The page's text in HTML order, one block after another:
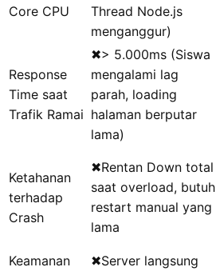
Core CPU
Thread Node.js
menganggur)
Response
Time saat
Trafik Ramai
✖> 5.000ms (Siswa
mengalami lag
parah, loading
halaman berputar
lama)
Ketahanan
terhadap
Crash
✖Rentan Down total
saat overload, butuh
restart manual yang
lama
Keamanan
✖Server langsung